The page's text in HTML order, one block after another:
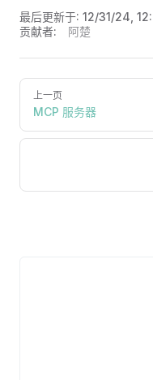
最后更新于: 12/31/24,
贡献者:
阿楚
上一页
MCP 服务器